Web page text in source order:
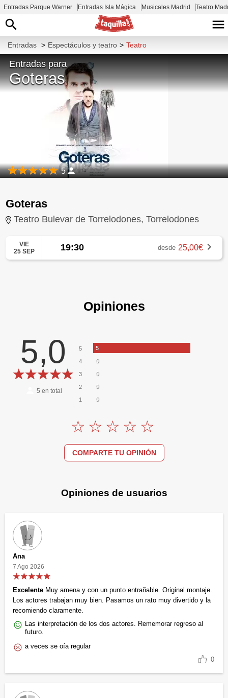
Entradas Parque Warner Entradas Isla Mágica Musicales Madrid Teatro
Entradas > Espectáculos y teatro > Teatro
Entradas para
Goteras
5
Goteras
Teatro Bulevar de Torrelodones, Torrelodones
VIE
25 SEP
19:30 desde 25,00€
Opiniones
5,0
5 en total
5 5
4 0
3 0
2 0
1 0
COMPARTE TU OPINIÓN
Opiniones de usuarios
Ana
7 Ago 2026
Excelente Muy amena y con un punto entrañable. Original montaje.
Los actores trabajan muy bien. Pasamos un rato muy divertido y la
recomiendo claramente.
Las interpretación de los dos actores. Rememorar regreso al
futuro.
a veces se oía regular
0